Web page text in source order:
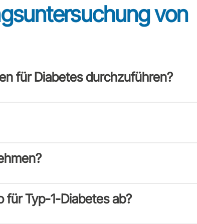
von
für Diabetes durchzuführen?
für Typ-1-Diabetes ab?